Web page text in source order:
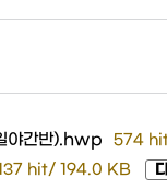
야간반).hwp 574
hit/ 194.0 KB